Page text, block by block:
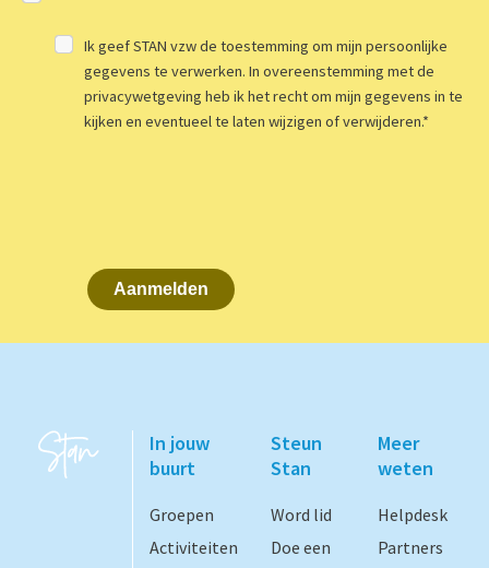
Ik geef STAN vzw de toestemming om mijn persoonlijke
gegevens te verwerken. In overeenstemming met de
privacywetgeving heb ik het recht om mijn gegevens in te
kijken en eventueel te laten wijzigen of verwijderen.*
Aanmelden
In jouw
buurt
Groepen
Activiteiten
Steun
Stan
Word lid
Doe een
Meer
weten
Helpdesk
Partners